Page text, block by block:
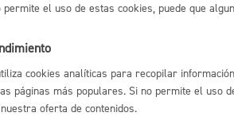
tienen derecho a obtener
derecho a solicitar:
sus datos personales.
de los datos inexactos o incompletos.
de sus datos cuando, entre otros
del tratamiento de sus datos, en cuyo
permite el uso de estas cookies, puede que
cookies analíticas para recopilar
páginas más populares. Si no permite el uso
oferta de contenidos.